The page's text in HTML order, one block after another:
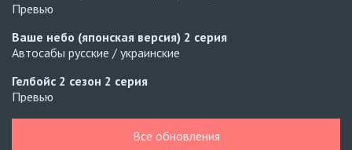
Превью
Ваше небо (японская версия) 2 серия
Автосабы русские / украинские
Гелбойс 2 сезон 2 серия
Превью
Автосабы русские / украинские
Все обновления